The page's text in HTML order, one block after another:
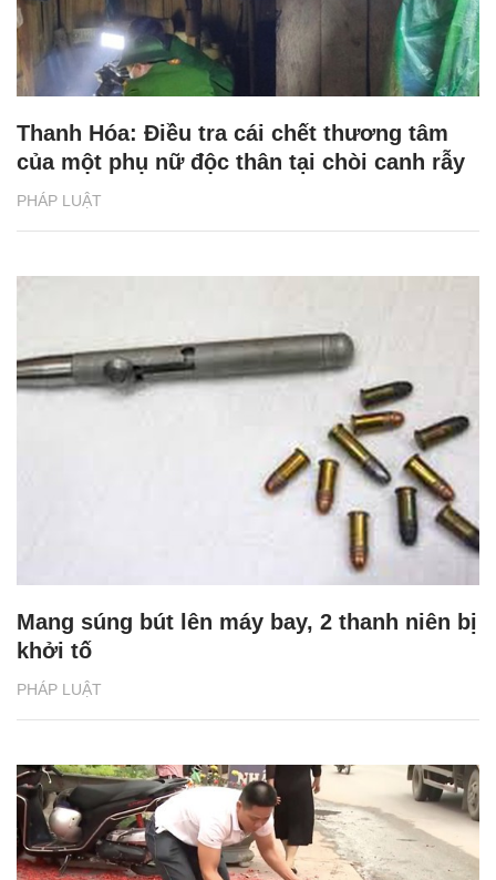
PHÁP LUẬT
Thanh Hóa: Điều tra cái chết thương tâm
của một phụ nữ độc thân tại chòi canh rẫy
PHÁP LUẬT
Mang súng bút lên máy bay, 2 thanh niên bị
khởi tố